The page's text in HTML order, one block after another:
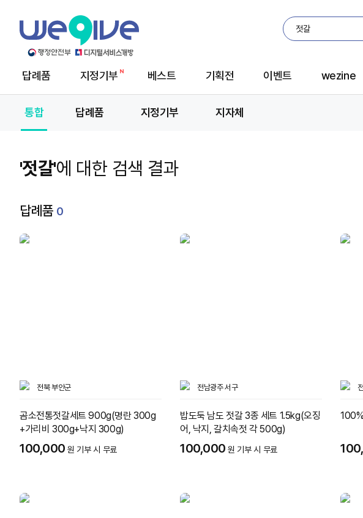
메
답례품 지정기부 베스트 기획전 이벤트 wezine
통합 답례품 지정기부 지자체
'젓갈'에 대한 검색 결과
답례품 0
전북 부안군
곰소전통젓갈세트 900g(명란 300g
+가리비 300g+낙지 300g)
100,000 원 기부 시 무료
전남광주 서구
밥도둑 남도 젓갈 3종 세트 1.5kg(오징
어, 낙지, 갈치속젓 각 500g)
100,000 원 기부 시 무료